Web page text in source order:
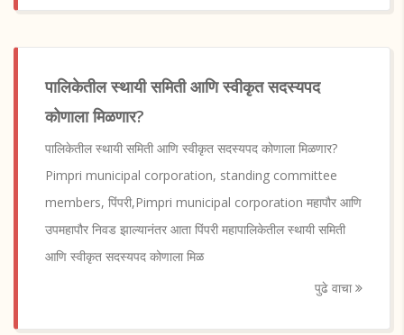
पालिकेतील स्थायी समिती आणि स्वीकृत सदस्यपद
कोणाला मिळणार?
पालिकेतील स्थायी समिती आणि स्वीकृत सदस्यपद कोणाला मिळणार?
Pimpri municipal corporation, standing committee
members, पिंपरी,Pimpri municipal corporation महापौर आणि
उपमहापौर निवड झाल्यानंतर आता पिंपरी महापालिकेतील स्थायी समिती
आणि स्वीकृत सदस्यपद कोणाला मिळ
पुढे वाचा